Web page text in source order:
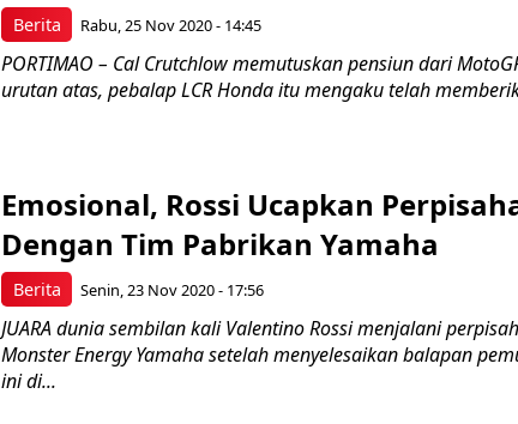
Berita Rabu, 25 Nov 2020 - 14:45
PORTIMAO – Cal Crutchlow memutuskan pensiun dari
urutan atas, pebalap LCR Honda itu mengaku telah
Berita
Emosional, Rossi Ucapkan
Dengan Tim Pabrikan Yamaha
Senin, 23 Nov 2020 - 17:56
JUARA dunia sembilan kali Valentino Rossi menjalani
Monster Energy Yamaha setelah menyelesaikan balapan
ini di...